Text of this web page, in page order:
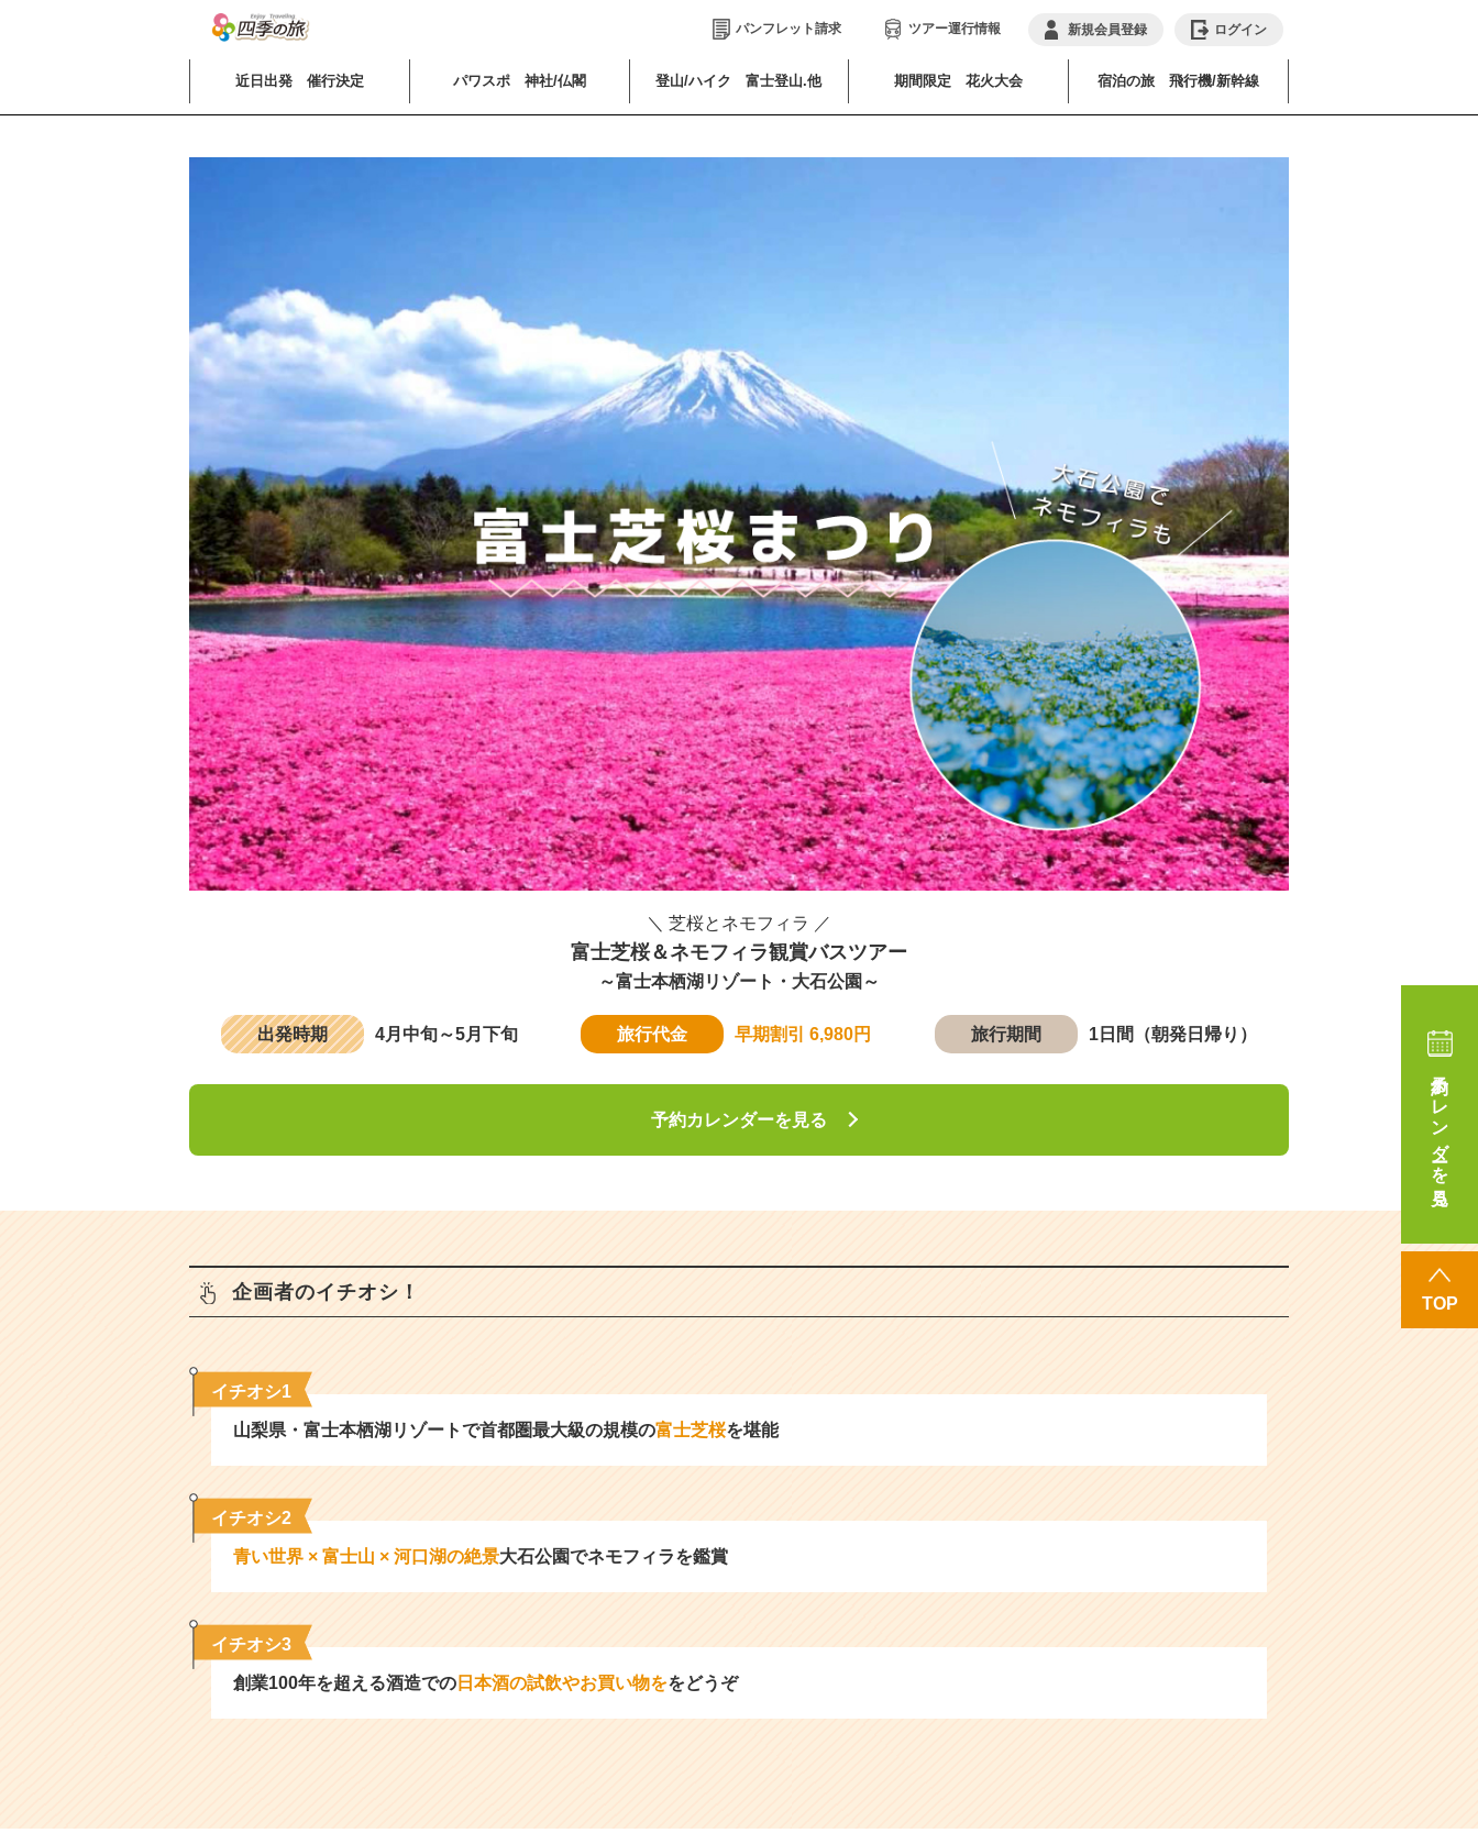
パンフレット請求 ツアー運行情報 新規会員登録 ログイン
近日出発 催行決定 パワスポ 神社/仏閣 登山/ハイク 富士登山.他 期間限定 花火大会 宿泊の旅 飛行機/新幹線
＼ 芝桜とネモフィラ ／
富士芝桜＆ネモフィラ観賞バスツアー
～富士本栖湖リゾート・大石公園～
出発時期 4月中旬～5月下旬 旅行代金 早期割引 6,980円 旅行期間 1日間（朝発日帰り）
予約カレンダーを見る
企画者のイチオシ！
イチオシ1
山梨県・富士本栖湖リゾートで首都圏最大級の規模の富士芝桜を堪能
イチオシ2
青い世界 × 富士山 × 河口湖の絶景大石公園でネモフィラを鑑賞
イチオシ3
創業100年を超える酒造での 日本酒の試飲やお買い物ををどうぞ
予約カレンダーを見る
TOP